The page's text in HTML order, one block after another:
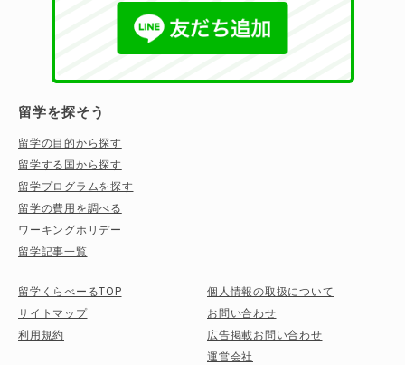
留学を探そう
留学の目的から探す
留学する国から探す
留学プログラムを探す
留学の費用を調べる
ワーキングホリデー
留学記事一覧
留学くらべーるTOP
サイトマップ
利用規約
個人情報の取扱について
お問い合わせ
広告掲載お問い合わせ
運営会社